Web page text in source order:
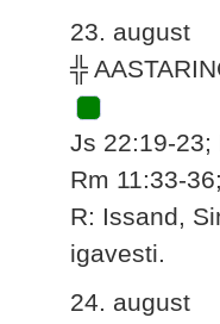
23. august
╬
Js 22:19-23;
Rm 11:33-
R: Issand,
igavesti.
24. august